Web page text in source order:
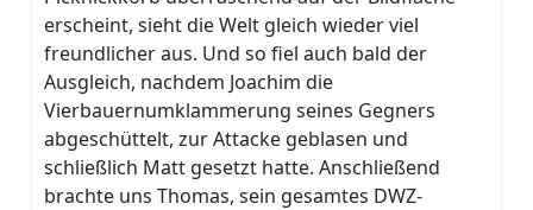
erscheint, sieht die Welt gleich wieder viel
freundlicher aus. Und so fiel auch bald der
Ausgleich, nachdem Joachim die
Vierbauernumklammerung seines Gegners
abgeschüttelt, zur Attacke geblasen und
schließlich Matt gesetzt hatte. Anschließend
brachte uns Thomas, sein gesamtes DWZ-